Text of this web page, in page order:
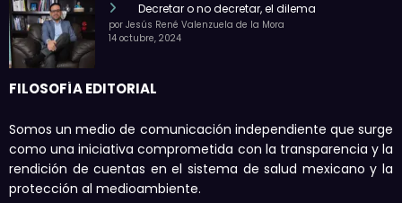
Decretar o no decretar, el dilema
por Jesús René Valenzuela de la Mora
14 octubre, 2024
FILOSOFÍA EDITORIAL
Somos un medio de comunicación independiente que surge
como una iniciativa comprometida con la transparencia y la
rendición de cuentas en el sistema de salud mexicano y la
protección al medioambiente.